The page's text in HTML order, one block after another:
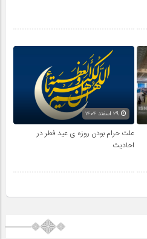
علت حرام بودن روزه ی عید فطر در
احادیث